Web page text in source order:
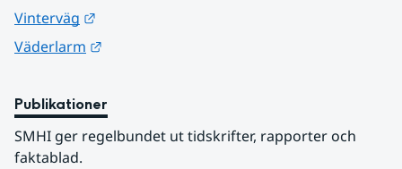
Vinterväg
Väderlarm
Publikationer
SMHI ger regelbundet ut tidskrifter, rapporter och
faktablad.